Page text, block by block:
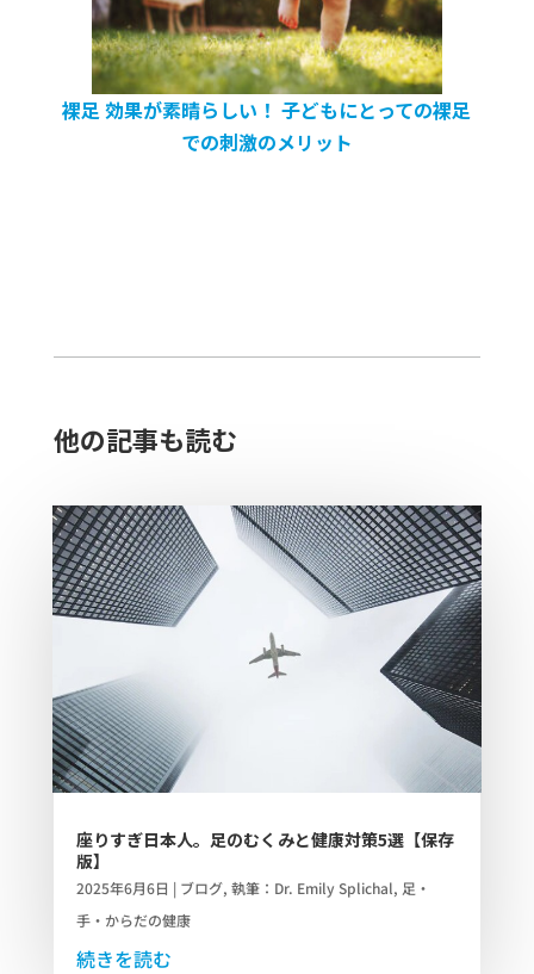
裸足 効果が素晴らしい！ 子どもにとっての裸足
での刺激のメリット
他の記事も読む​
座りすぎ日本人。足のむくみと健康対策5選【保存
版】
2025年6月6日 | ブログ, 執筆：Dr. Emily Splichal, 足・
手・からだの健康
続きを読む